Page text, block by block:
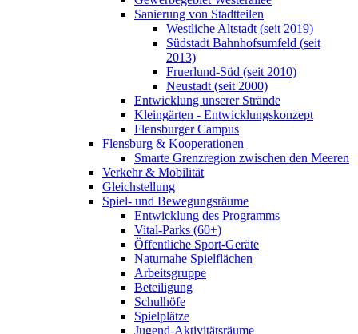
Sanierung von Stadtteilen
Westliche Altstadt (seit 2019)
Südstadt Bahnhofsumfeld (seit
2013)
Fruerlund-Süd (seit 2010)
Neustadt (seit 2000)
Entwicklung unserer Strände
Kleingärten - Entwicklungskonzept
Flensburger Campus
Flensburg & Kooperationen
Smarte Grenzregion zwischen den Meeren
Verkehr & Mobilität
Gleichstellung
Spiel- und Bewegungsräume
Entwicklung des Programms
Vital-Parks (60+)
Öffentliche Sport-Geräte
Naturnahe Spielflächen
Arbeitsgruppe
Beteiligung
Schulhöfe
Spielplätze
Jugend-Aktivitätsräume